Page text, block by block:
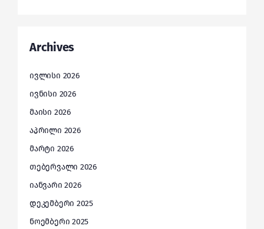
Archives
ივლისი 2026
ივნისი 2026
მაისი 2026
აპრილი 2026
მარტი 2026
თებერვალი 2026
იანვარი 2026
დეკემბერი 2025
ნოემბერი 2025